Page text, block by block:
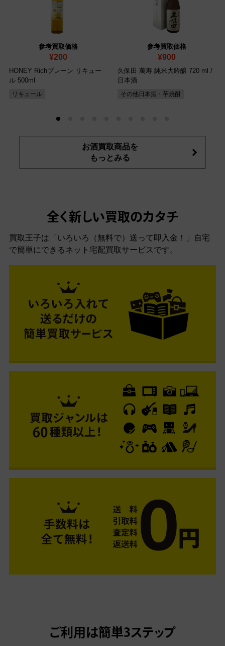
参考買取価格
¥200
HONEY Richプレーン リキュー
ル 500ml
リキュール
参考買取価格
¥900
久保田 萬寿 純米大吟醸 720 ml /
日本酒
その他日本酒・芋焼酎
お酒買取商品を
もっとみる
全く新しい買取のカタチ
買取王子は「いろいろ（無料で）送って即入金！」自宅
で簡単にできるネット宅配買取サービスです。
ご利用は簡単3ステップ